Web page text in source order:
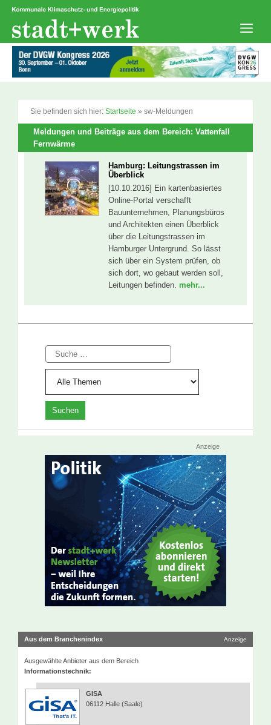
Zum
springen
Sie befinden sich hier: Startseite » sw-Meldungen
Meldungen und Beiträge aus dem Bereich: Vattenfall
Fernwärme
Hamburg: Leitungstrassen im
Überblick
[10.10.2016] Ein kartenbasiertes
Online-Portal verschafft
Bauunternehmen, Planungsbüros
und Architekten einen Überblick
über die Leitungstrassen im
Hamburger Untergrund. So lässt
sich über ein System prüfen, ob
sich dort, wo gebaut werden soll,
Leitungen befinden. mehr...
Suche
Anzeige
Aus dem Branchenindex Anzeige
Ausgewählte Anbieter aus dem Bereich
Informationstechnik:
GISA
06112 Halle (Saale)